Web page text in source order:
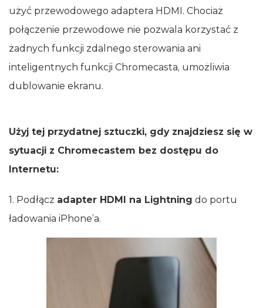
użyć przewodowego adaptera HDMI. Chociaż
połączenie przewodowe nie pozwala korzystać z
żadnych funkcji zdalnego sterowania ani
inteligentnych funkcji Chromecasta, umożliwia
dublowanie ekranu.
Użyj tej przydatnej sztuczki, gdy znajdziesz się w
sytuacji z Chromecastem bez dostępu do
Internetu:
1. Podłącz adapter HDMI na Lightning do portu
ładowania iPhone’a.